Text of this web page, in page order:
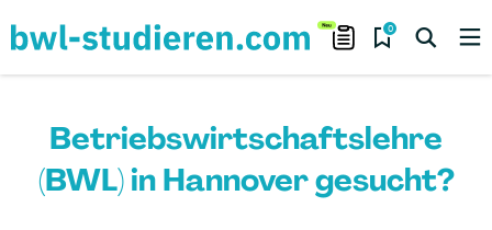
0
Betriebswirtschaftslehre
(BWL) in Hannover gesucht?